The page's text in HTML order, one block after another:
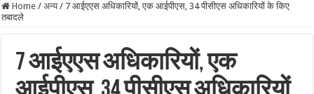
Home / अन्य / 7 आईएएस अधिकारियों, एक आईपीएस, 34 पीसीएस अधिकारियों के किए
तबादले
7 आईएएस अधिकारियों, एक